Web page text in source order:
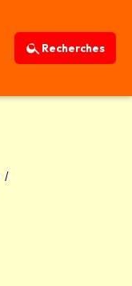
Recherches
/